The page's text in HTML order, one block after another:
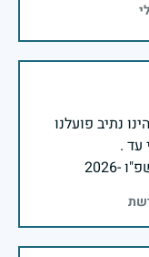
נתיב פועלנו
2026